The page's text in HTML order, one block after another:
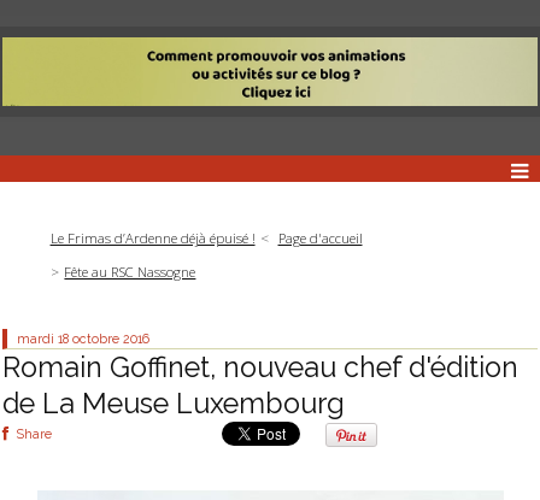
Le Frimas d’Ardenne déjà épuisé !
Page d'accueil
Fête au RSC Nassogne
mardi 18 octobre 2016
Romain Goffinet, nouveau chef d'édition
de La Meuse Luxembourg
Share